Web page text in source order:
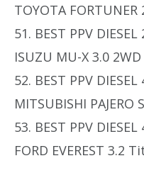
TOYOTA FORTUNER
51. BEST PPV
ISUZU MU-X 3.0 2WD
52. BEST PPV
MITSUBISHI PAJERO
53. BEST PPV
FORD EVEREST 3.2